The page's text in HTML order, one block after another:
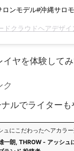
ンモデル#沖縄サロモ
ドクラウドヘアデザ
ヤを体験してみ
ク
ルでライター
ュにこだわったヘアカラ
一朗, THROW - アッシュ